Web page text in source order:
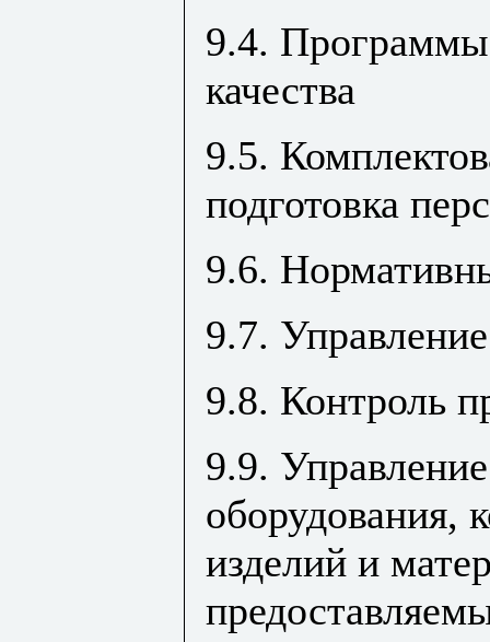
9.4. Программы
качества
9.5.
подготовка
9.6.
9.7.
9.8. Контроль
9.9.
оборудования,
изделий и